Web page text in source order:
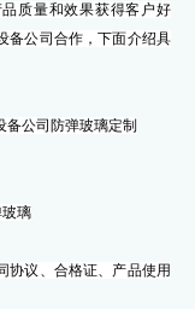
质量和效果获得客户好
备公司合作，下面介绍具
备公司防弹玻璃定制
玻璃
协议、合格证、产品使用